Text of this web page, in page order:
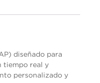
diseñado para
tiempo real y
personalizado y